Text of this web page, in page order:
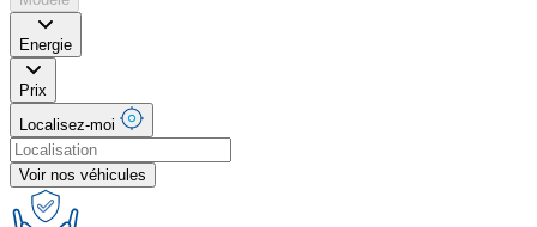
Energie
Prix
Localisez-moi
Voir nos véhicules